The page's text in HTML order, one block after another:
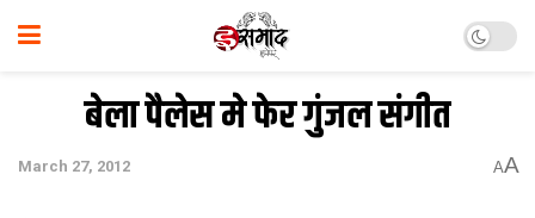
बेला पैलेस मे फेर गुंजल संगीत
March 27, 2012 AA